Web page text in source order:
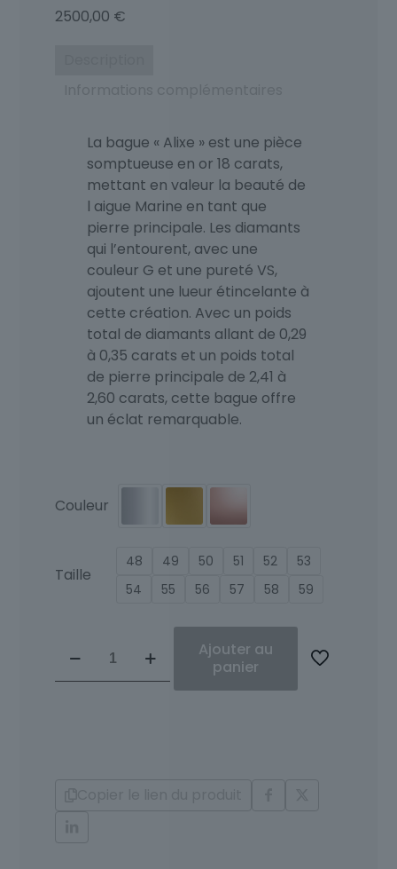
2500,00 €
La bague « Alixe » est une pièce
somptueuse en or 18 carats,
mettant en valeur la beauté de
l aigue Marine en tant que
pierre principale. Les diamants
qui l’entourent, avec une
couleur G et une pureté VS,
ajoutent une lueur étincelante à
cette création. Avec un poids
total de diamants allant de 0,29
à 0,35 carats et un poids total
de pierre principale de 2,41 à
2,60 carats, cette bague offre
un éclat remarquable.
Couleur
Taille
48 49 50 51 52
53
54
55 56 57 58 59
Alixe
Ajouter au
panier